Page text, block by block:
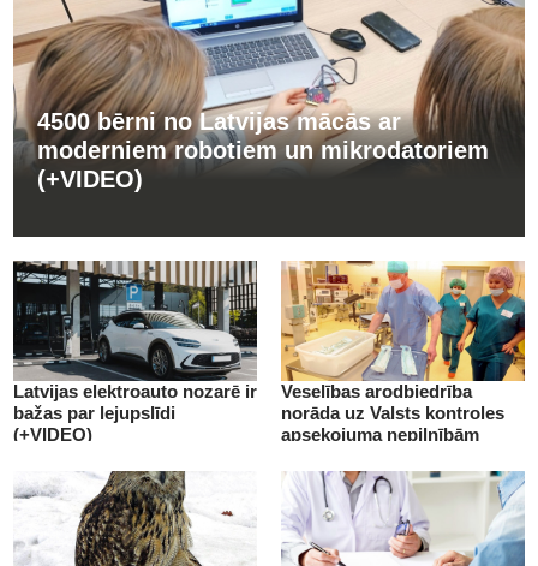
4500 bērni no Latvijas mācās ar
moderniem robotiem un mikrodatoriem
(+VIDEO)
Latvijas elektroauto nozarē ir
bažas par lejupslīdi
(+VIDEO)
Veselības arodbiedrība
norāda uz Valsts kontroles
apsekojuma nepilnībām